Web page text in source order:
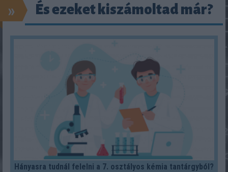
» És ezeket kiszámoltad már?
Hányasra tudnál felelni a 7. osztályos kémia tantárgyból?